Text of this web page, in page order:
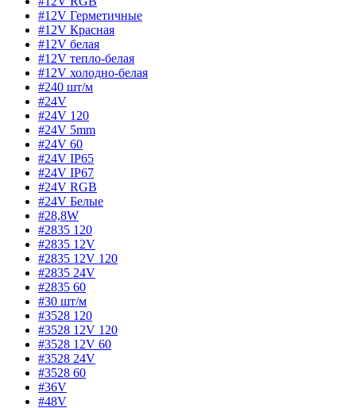
#12V Герметичные
#12V Красная
#12V белая
#12V тепло-белая
#12V холодно-белая
#240 шт/м
#24V
#24V 120
#24V 5mm
#24V 60
#24V IP65
#24V IP67
#24V RGB
#24V Белые
#28,8W
#2835 120
#2835 12V
#2835 12V 120
#2835 24V
#2835 60
#30 шт/м
#3528 120
#3528 12V 120
#3528 12V 60
#3528 24V
#3528 60
#36V
#48V